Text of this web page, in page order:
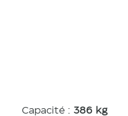
Capacité : 386 kg